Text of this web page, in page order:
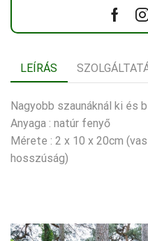
LEÍRÁS
Nagyobb szaunáknál ki és
Anyaga : natúr fenyő
Mérete : 2 x 10 x 20cm
hosszúság)